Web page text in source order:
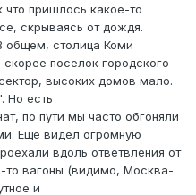
что пришлось какое-то
скрываясь от дождя.
общем, столица Коми
поселок городского
высоких домов мало.
Но есть
по пути мы часто обгоняли
Еще видел огромную
вдоль ответвления от
то вагоны (видимо, Москва-
и